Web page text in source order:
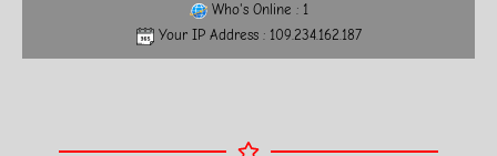
Who's Online : 1
Your IP Address : 109.234.162.187